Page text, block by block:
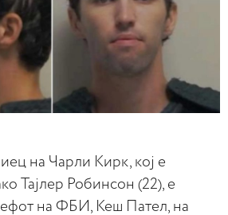
на Чарли Кирк, кој е
Тајлер Робинсон (22), е
на ФБИ, Кеш Пател, на